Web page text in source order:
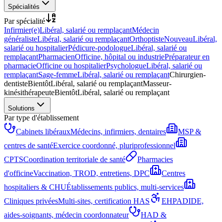
Spécialités
Par spécialité
Infirmier(e)Libéral, salarié ou remplaçantMédecin
généralisteLibéral, salarié ou remplaçantOrthoptisteNouveauLibéral,
salarié ou hospitalierPédicure-podologueLibéral, salarié ou
remplaçantPharmacienOfficine, hôpital ou industriePréparateur en
pharmacieOfficine ou hospitalierPsychologueLibéral, salarié ou
remplaçantSage-femmeLibéral, salarié ou remplaçantChirurgien-
dentisteBientôtLibéral, salarié ou remplaçantMasseur-
kinésithérapeuteBientôtLibéral, salarié ou remplaçant
Solutions
Par type d'établissement
Cabinets libérauxMédecins, infirmiers, dentaires
MSP &
centres de santéExercice coordonné, pluriprofessionnel
CPTSCoordination territoriale de santé
Pharmacies
d'officineVaccination, TROD, entretiens, DPC
Centres
hospitaliers & CHUÉtablissements publics, multi-services
Cliniques privéesMulti-sites, certification HAS EHPADIDE,
aides-soignants, médecin coordonnateur
HAD &